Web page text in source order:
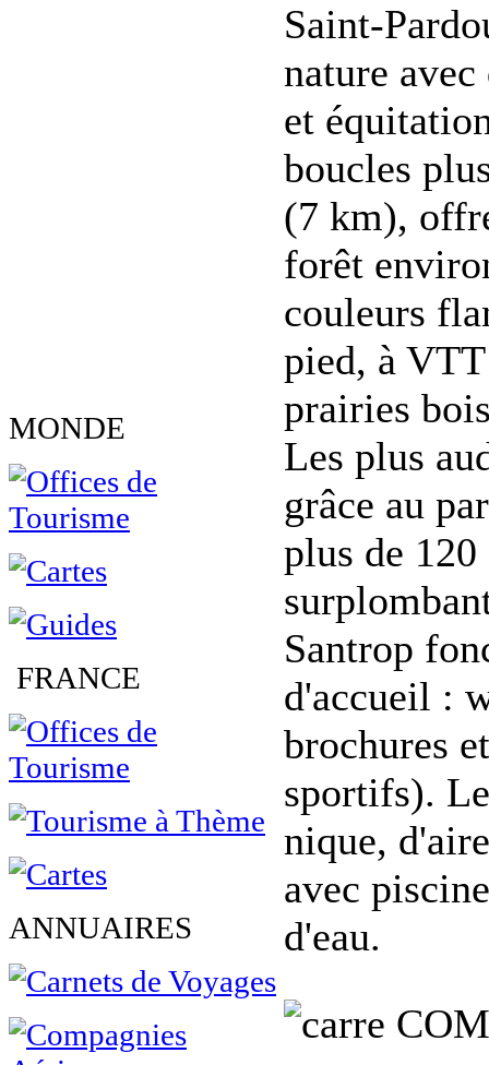
MONDE
FRANCE
ANNUAIRES
Saint-
nature
et
boucles
(7 km),
forêt
couleurs
pied, à
prairies
Les plus
grâce au
plus de
Santrop
d'accueil :
brochures
sportifs).
nique,
avec
d'eau.